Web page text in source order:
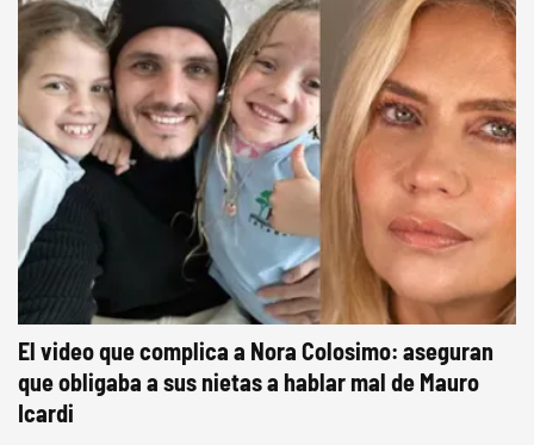
El video que complica a Nora Colosimo: aseguran
que obligaba a sus nietas a hablar mal de Mauro
Icardi